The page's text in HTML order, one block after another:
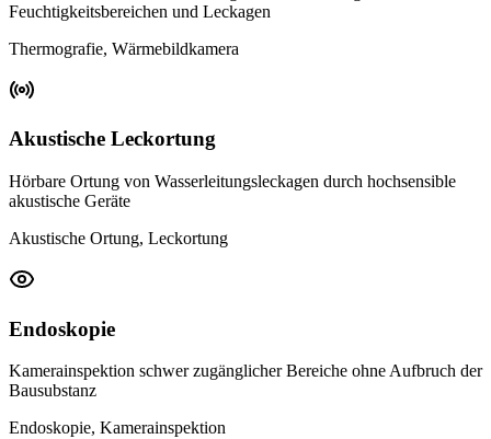
Feuchtigkeitsbereichen und Leckagen
Thermografie, Wärmebildkamera
Akustische Leckortung
Hörbare Ortung von Wasserleitungsleckagen durch hochsensible
akustische Geräte
Akustische Ortung, Leckortung
Endoskopie
Kamerainspektion schwer zugänglicher Bereiche ohne Aufbruch der
Bausubstanz
Endoskopie, Kamerainspektion